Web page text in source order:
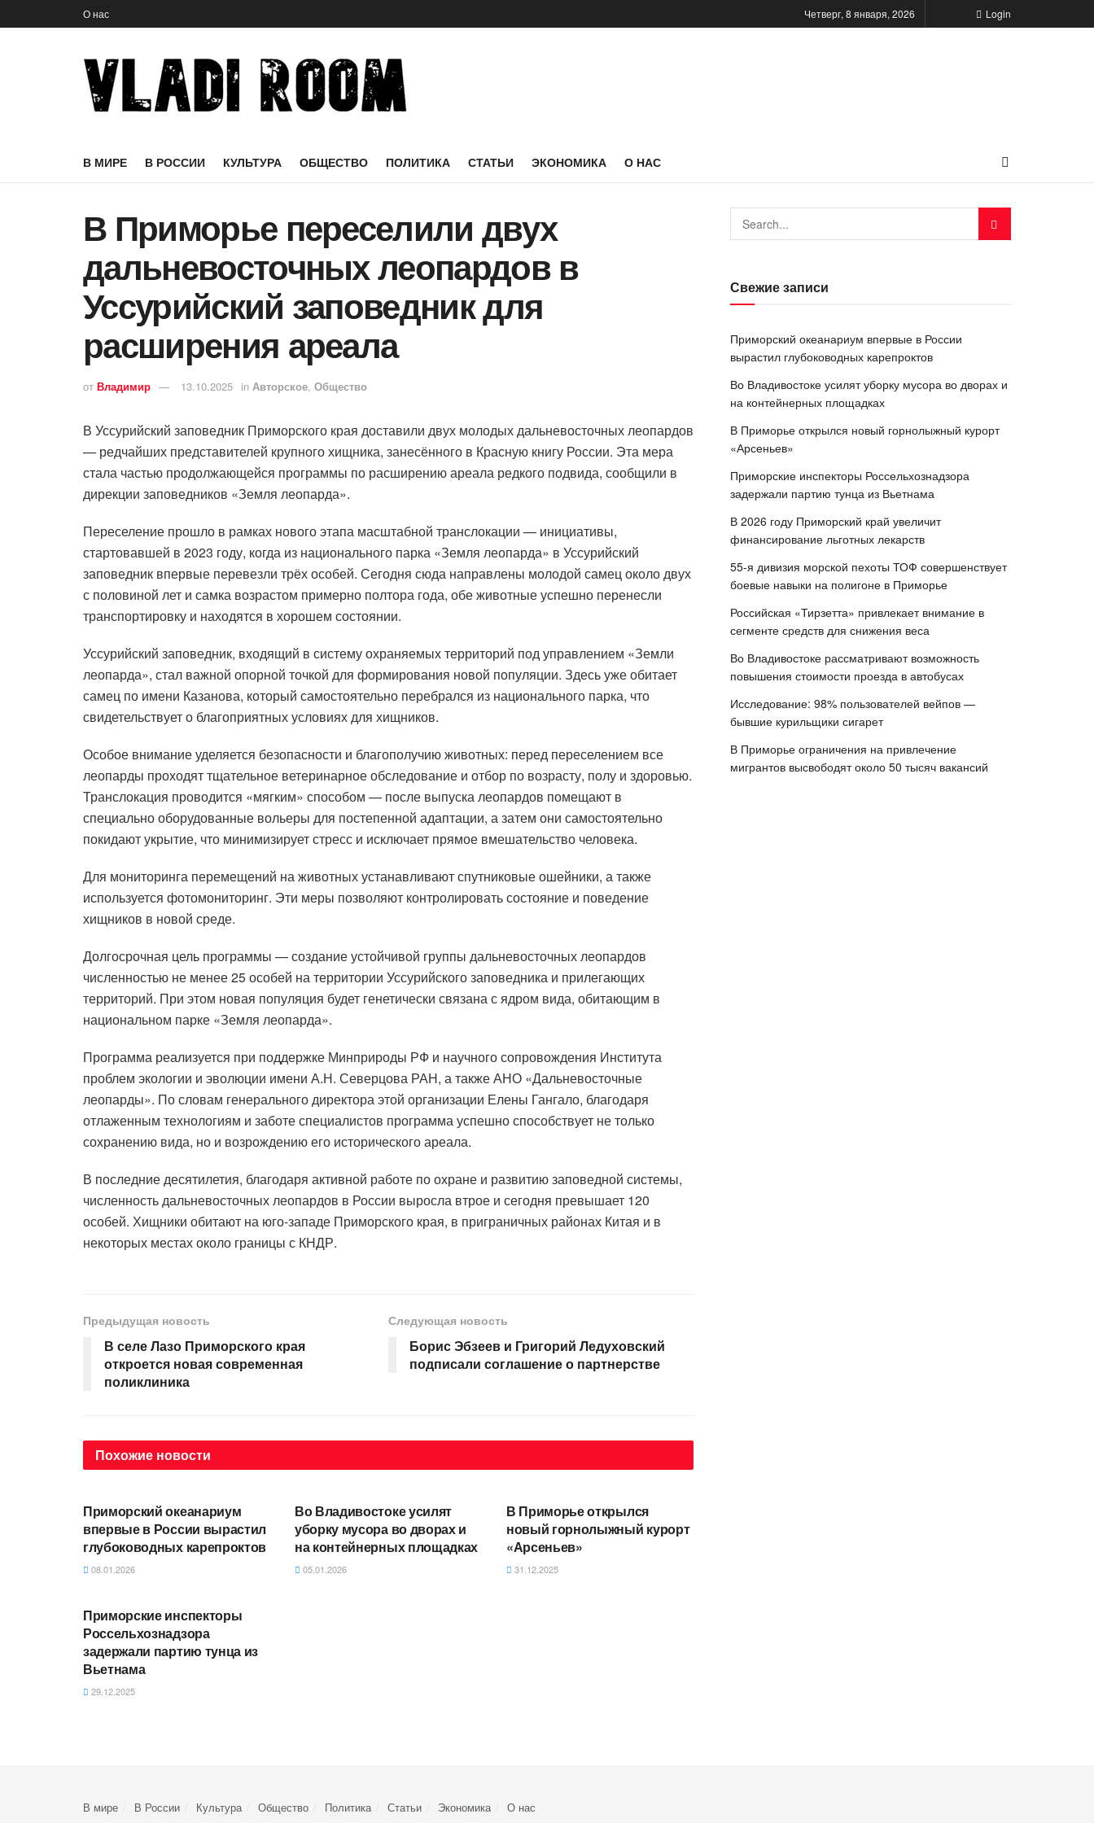
О нас Четверг, 8 января, 2026 Login
В МИРЕ В РОССИИ КУЛЬТУРА ОБЩЕСТВО ПОЛИТИКА СТАТЬИ ЭКОНОМИКА О НАС
В Приморье переселили двух
дальневосточных леопардов в
Уссурийский заповедник для
расширения ареала
от Владимир 13.10.2025 in Авторское, Общество
В Уссурийский заповедник Приморского края доставили двух молодых дальневосточных леопардов
— редчайших представителей крупного хищника, занесённого в Красную книгу России. Эта мера
стала частью продолжающейся программы по расширению ареала редкого подвида, сообщили в
дирекции заповедников «Земля леопарда».
Переселение прошло в рамках нового этапа масштабной транслокации — инициативы,
стартовавшей в 2023 году, когда из национального парка «Земля леопарда» в Уссурийский
заповедник впервые перевезли трёх особей. Сегодня сюда направлены молодой самец около двух
с половиной лет и самка возрастом примерно полтора года, обе животные успешно перенесли
транспортировку и находятся в хорошем состоянии.
Уссурийский заповедник, входящий в систему охраняемых территорий под управлением «Земли
леопарда», стал важной опорной точкой для формирования новой популяции. Здесь уже обитает
самец по имени Казанова, который самостоятельно перебрался из национального парка, что
свидетельствует о благоприятных условиях для хищников.
Особое внимание уделяется безопасности и благополучию животных: перед переселением все
леопарды проходят тщательное ветеринарное обследование и отбор по возрасту, полу и здоровью.
Транслокация проводится «мягким» способом — после выпуска леопардов помещают в
специально оборудованные вольеры для постепенной адаптации, а затем они самостоятельно
покидают укрытие, что минимизирует стресс и исключает прямое вмешательство человека.
Для мониторинга перемещений на животных устанавливают спутниковые ошейники, а также
используется фотомониторинг. Эти меры позволяют контролировать состояние и поведение
хищников в новой среде.
Долгосрочная цель программы — создание устойчивой группы дальневосточных леопардов
численностью не менее 25 особей на территории Уссурийского заповедника и прилегающих
территорий. При этом новая популяция будет генетически связана с ядром вида, обитающим в
национальном парке «Земля леопарда».
Программа реализуется при поддержке Минприроды РФ и научного сопровождения Института
проблем экологии и эволюции имени А.Н. Северцова РАН, а также АНО «Дальневосточные
леопарды». По словам генерального директора этой организации Елены Гангало, благодаря
отлаженным технологиям и заботе специалистов программа успешно способствует не только
сохранению вида, но и возрождению его исторического ареала.
В последние десятилетия, благодаря активной работе по охране и развитию заповедной системы,
численность дальневосточных леопардов в России выросла втрое и сегодня превышает 120
особей. Хищники обитают на юго-западе Приморского края, в приграничных районах Китая и в
некоторых местах около границы с КНДР.
Предыдущая новость
В селе Лазо Приморского края
откроется новая современная
поликлиника
Следующая новость
Борис Эбзеев и Григорий Ледуховский
подписали соглашение о партнерстве
Похожие новости
Приморский океанариум
впервые в России вырастил
глубоководных карепроктов
08.01.2026
Во Владивостоке усилят
уборку мусора во дворах и
на контейнерных площадках
05.01.2026
В Приморье открылся
новый горнолыжный курорт
«Арсеньев»
31.12.2025
Приморские инспекторы
Россельхознадзора
задержали партию тунца из
Вьетнама
29.12.2025
Свежие записи
Приморский океанариум впервые в России
вырастил глубоководных карепроктов
Во Владивостоке усилят уборку мусора во дворах и
на контейнерных площадках
В Приморье открылся новый горнолыжный курорт
«Арсеньев»
Приморские инспекторы Россельхознадзора
задержали партию тунца из Вьетнама
В 2026 году Приморский край увеличит
финансирование льготных лекарств
55-я дивизия морской пехоты ТОФ совершенствует
боевые навыки на полигоне в Приморье
Российская «Тирзетта» привлекает внимание в
сегменте средств для снижения веса
Во Владивостоке рассматривают возможность
повышения стоимости проезда в автобусах
Исследование: 98% пользователей вейпов —
бывшие курильщики сигарет
В Приморье ограничения на привлечение
мигрантов высвободят около 50 тысяч вакансий
В мире В России Культура Общество Политика Статьи Экономика О нас